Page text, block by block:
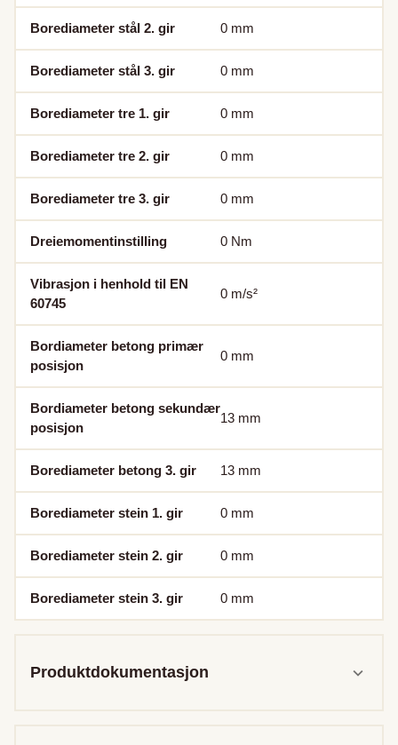
Borediameter stål 2. gir 0 mm
Borediameter stål 3. gir 0 mm
Borediameter tre 1. gir 0 mm
Borediameter tre 2. gir 0 mm
Borediameter tre 3. gir 0 mm
Dreiemomentinstilling 0 Nm
Vibrasjon i henhold til EN
60745
0 m/s²
Bordiameter betong primær
posisjon
0 mm
Bordiameter betong sekundær
posisjon
13 mm
Borediameter betong 3. gir 13 mm
Borediameter stein 1. gir 0 mm
Borediameter stein 2. gir 0 mm
Borediameter stein 3. gir 0 mm
Produktdokumentasjon